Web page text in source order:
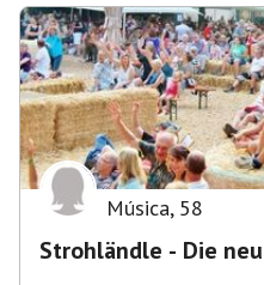
Música, 58
Strohländle - Die